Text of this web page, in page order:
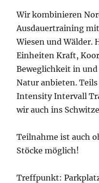
Wir kombinieren
Ausdauertraining
Wiesen und Wälder.
Einheiten Kraft,
Beweglichkeit in
Natur anbieten.
Intensity Intervall
wir auch ins
Teilnahme ist auch
Stöcke möglich!
Treffpunkt: